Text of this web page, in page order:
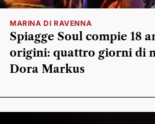
MARINA DI RAVENNA
Spiagge Soul compie 18
origini: quattro giorni di
Dora Markus